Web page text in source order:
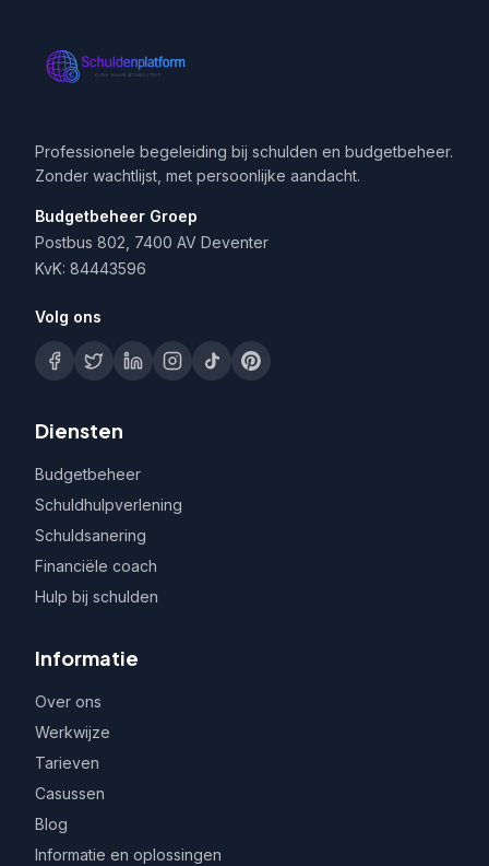
Professionele begeleiding bij schulden en budgetbeheer.
Zonder wachtlijst, met persoonlijke aandacht.
Budgetbeheer Groep
Postbus 802, 7400 AV Deventer
KvK: 84443596
Volg ons
Diensten
Budgetbeheer
Schuldhulpverlening
Schuldsanering
Financiële coach
Hulp bij schulden
Informatie
Over ons
Werkwijze
Tarieven
Casussen
Blog
Informatie en oplossingen